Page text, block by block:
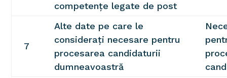
competențe legate de post
7
Alte date pe care le
considerați necesare pentru
procesarea candidaturii
dumneavoastră